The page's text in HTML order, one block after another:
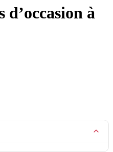
d’occasion à